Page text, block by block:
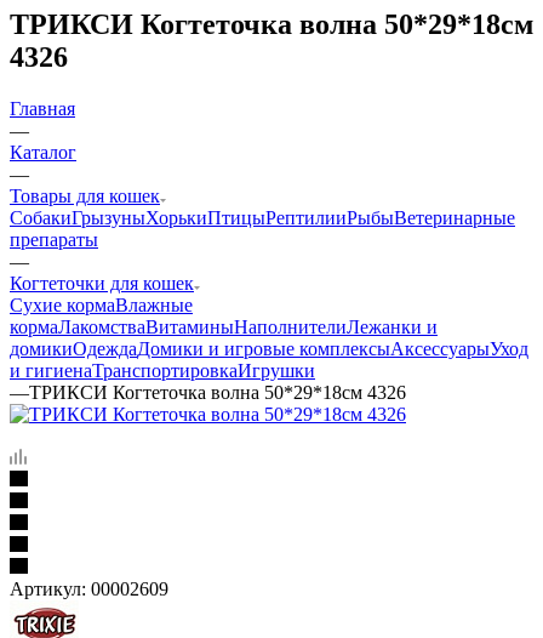
ТРИКСИ Когтеточка волна 50*29*18см
4326
Главная
—
Каталог
—
Товары для кошек
СобакиГрызуныХорькиПтицыРептилииРыбыВетеринарные
препараты
—
Когтеточки для кошек
Сухие кормаВлажные
кормаЛакомстваВитаминыНаполнителиЛежанки и
домикиОдеждаДомики и игровые комплексыАксессуарыУход
и гигиенаТранспортировкаИгрушки
—ТРИКСИ Когтеточка волна 50*29*18см 4326
Артикул: 00002609